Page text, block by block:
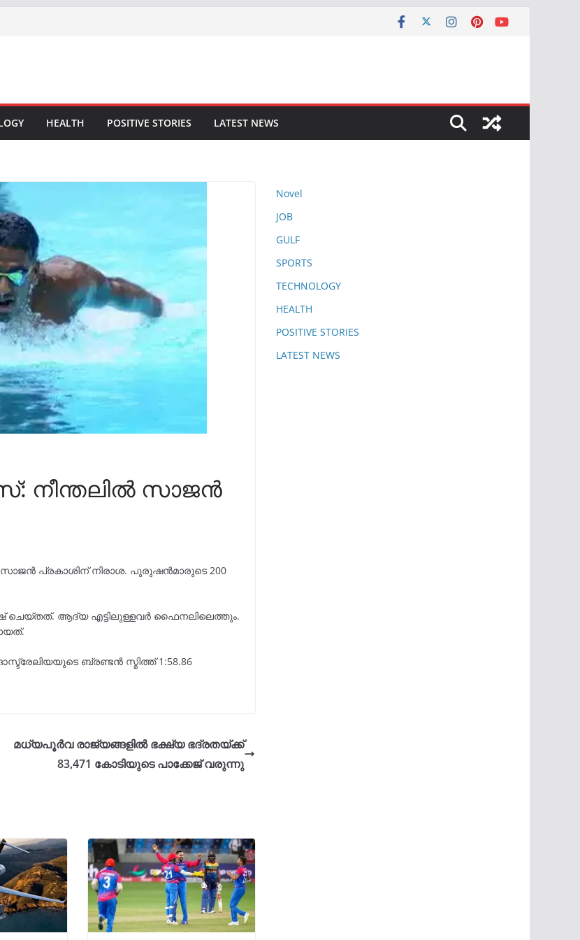
HEALTH POSITIVE STORIES LATEST NEWS
നീന്തലില്‍ സാജന്‍
പ്രകാശിന് നിരാശ. പുരുഷൻമാരുടെ 200
ചെയ്തത്. ആദ്യ എട്ടിലുള്ളവർ ഫൈനലിലെത്തും.
ബ്രണ്ടൻ സ്മിത്ത് 1:58.86
മധ്യപൂർവ രാജ്യങ്ങളിൽ ഭക്ഷ്യ ഭദ്രതയ്ക്ക്
83,471 കോടിയുടെ പാക്കേജ് വരുന്നു
Novel
JOB
GULF
SPORTS
TECHNOLOGY
HEALTH
POSITIVE STORIES
LATEST NEWS